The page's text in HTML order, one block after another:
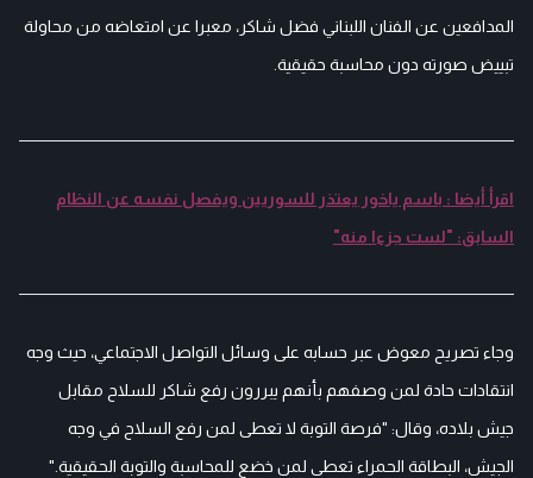
المدافعين عن الفنان اللبناني فضل شاكر، معبرا عن امتعاضه من محاولة
تبييض صورته دون محاسبة حقيقية.
اقرأ أيضا : باسم ياخور يعتذر للسوريين ويفصل نفسه عن النظام
السابق: "لست جزءا منه"
وجاء تصريح معوض عبر حسابه على وسائل التواصل الاجتماعي، حيث وجه
انتقادات حادة لمن وصفهم بأنهم يبررون رفع شاكر للسلاح مقابل
جيش بلاده، وقال: "فرصة التوبة لا تعطى لمن رفع السلاح في وجه
الجيش، البطاقة الحمراء تعطى لمن خضع للمحاسبة والتوبة الحقيقية."